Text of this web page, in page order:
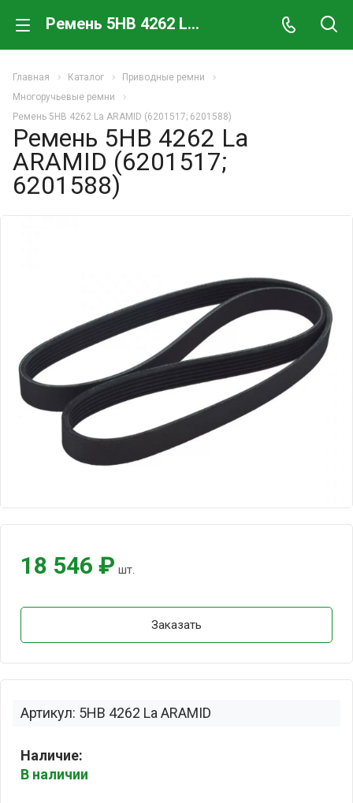
Ремень 5HB 4262 La ARAMID (6201517; 6201588)
Главная Каталог
Приводные ремни
Многоручьевые ремни
Ремень 5HB 4262 La ARAMID (6201517; 6201588)
Ремень 5HB 4262 La
ARAMID (6201517;
6201588)
Артикул: 5HB 4262 La ARAMID
Наличие:
В наличии
18 546 ₽ шт.
Заказать